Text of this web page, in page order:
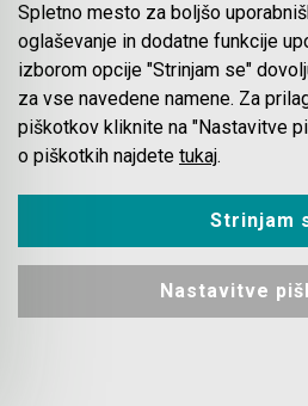
Servis
Najem
Lokacija in kontakt
Blog
Plačila
Dostava
Spletno mesto za boljšo
oglaševanje in dodatne funkcije
izborom opcije "Strinjam se"
za vse navedene namene. Za
piškotkov kliknite na "Nastavitve
o piškotkih najdete tukaj.
Strinjam
Nastavitve
Akumulatorski lamelni rezkarji
Akumulatorski vibracijski, tračni
brusilniki za zidove
Akumulatorski premi brusilniki &
Akumulatorski ventilatorji
Akumulatorski spenjalniki
Žage za porobeton (Siporeks /
Bosch